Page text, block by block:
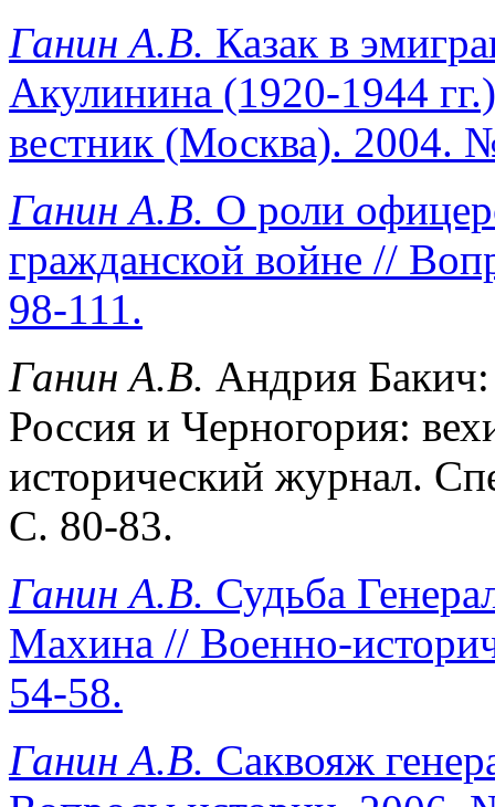
Ганин А.В. Казак в
Акулинина (1920-1944
вестник (Москва). 2004.
Ганин А.В. О роли
гражданской войне //
98-111.
Ганин А.В. Андрия Бакич:
Россия и Черногория:
исторический журнал.
С. 80-83.
Ганин А.В. Судьба
Махина // Военно-
54-58.
Ганин А.В. Саквояж